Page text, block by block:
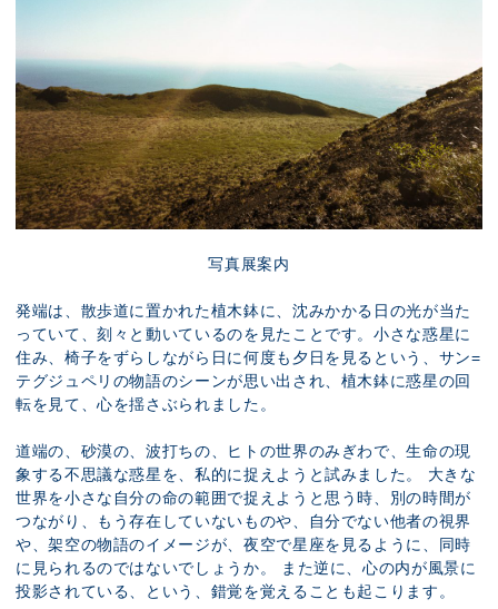
写真展案内
発端は、散歩道に置かれた植木鉢に、沈みかかる日の光が当た
っていて、刻々と動いているのを見たことです。小さな惑星に
住み、椅子をずらしながら日に何度も夕日を見るという、サン=
テグジュペリの物語のシーンが思い出され、植木鉢に惑星の回
転を見て、心を揺さぶられました。
道端の、砂漠の、波打ちの、ヒトの世界のみぎわで、生命の現
象する不思議な惑星を、私的に捉えようと試みました。 大きな
世界を小さな自分の命の範囲で捉えようと思う時、別の時間が
つながり、もう存在していないものや、自分でない他者の視界
や、架空の物語のイメージが、夜空で星座を見るように、同時
に見られるのではないでしょうか。 また逆に、心の内が風景に
投影されている、という、錯覚を覚えることも起こります。